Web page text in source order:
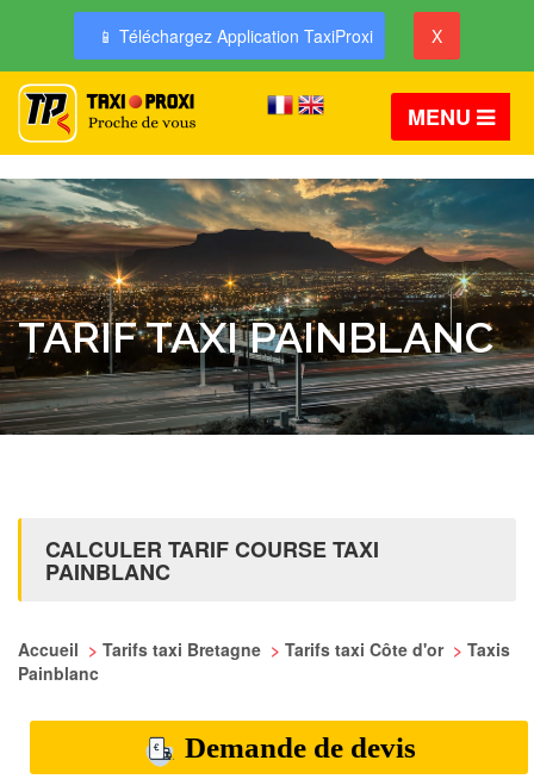
📱 Téléchargez Application TaxiProxi X
MENU
TARIF TAXI PAINBLANC
CALCULER TARIF COURSE TAXI
PAINBLANC
Accueil > Tarifs taxi Bretagne > Tarifs taxi Côte d'or > Taxis
Painblanc
Demande de devis